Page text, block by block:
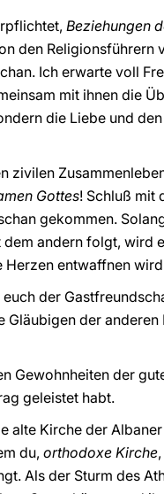
Beziehungen
den Religionsführern
Ich erwarte voll
mit ihnen die
die Liebe und
zivilen
Gottes! Schluß mit
gekommen.
andern folgt, wird
Herzen entwaffnen
der
der anderen
Gewohnheiten der
geleistet habt.
alte Kirche der
du, orthodoxe Kirche
Als der Sturm des